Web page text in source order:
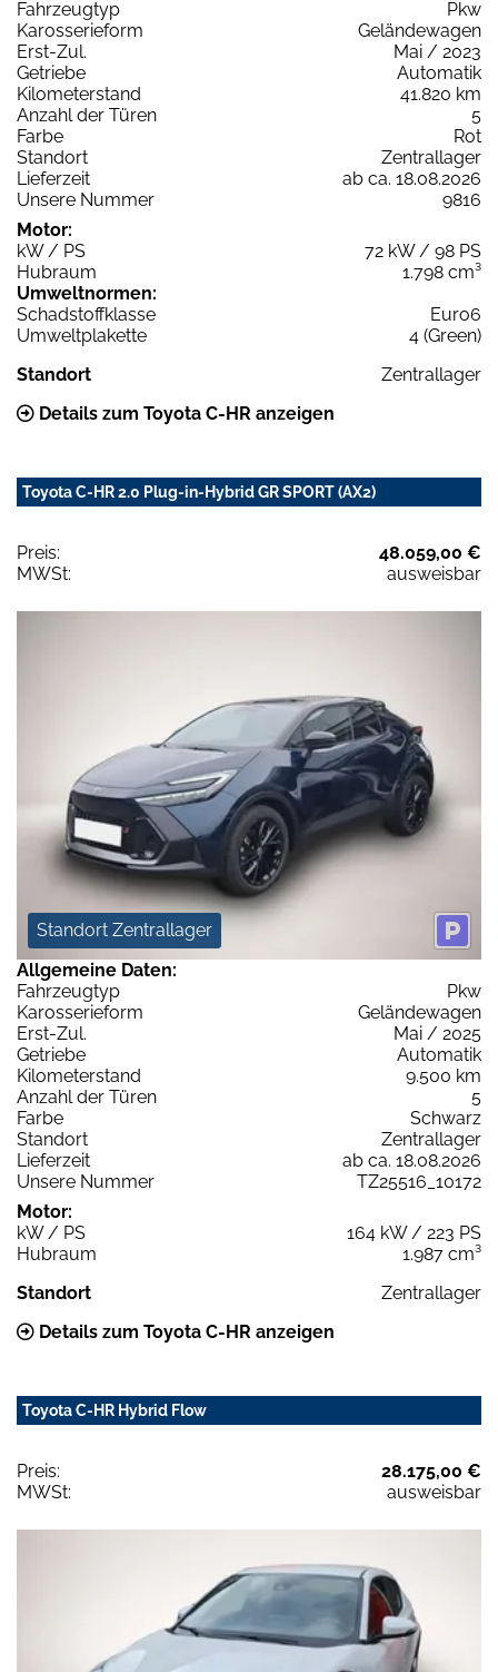
Fahrzeugtyp
Pkw
Karosserieform
Geländewagen
Erst-Zul.
Mai / 2023
Getriebe
Automatik
Kilometerstand
41.820 km
Anzahl der Türen
5
Farbe
Rot
Standort
Zentrallager
Lieferzeit
ab ca. 18.08.2026
Unsere Nummer
9816
Motor:
kW / PS
72 kW / 98 PS
Hubraum
1.798 cm³
Umweltnormen:
Schadstoffklasse
Euro6
Umweltplakette
4 (Green)
Standort
Zentrallager
Details zum Toyota C-HR anzeigen
Toyota C-HR 2.0 Plug-in-Hybrid GR SPORT (AX2)
Preis:
48.059,00 €
MWSt:
ausweisbar
Standort Zentrallager
Allgemeine Daten:
Fahrzeugtyp
Pkw
Karosserieform
Geländewagen
Erst-Zul.
Mai / 2025
Getriebe
Automatik
Kilometerstand
9.500 km
Anzahl der Türen
5
Farbe
Schwarz
Standort
Zentrallager
Lieferzeit
ab ca. 18.08.2026
Unsere Nummer
TZ25516_10172
Motor:
kW / PS
164 kW / 223 PS
Hubraum
1.987 cm³
Standort
Zentrallager
Details zum Toyota C-HR anzeigen
Toyota C-HR Hybrid Flow
Preis:
28.175,00 €
MWSt:
ausweisbar